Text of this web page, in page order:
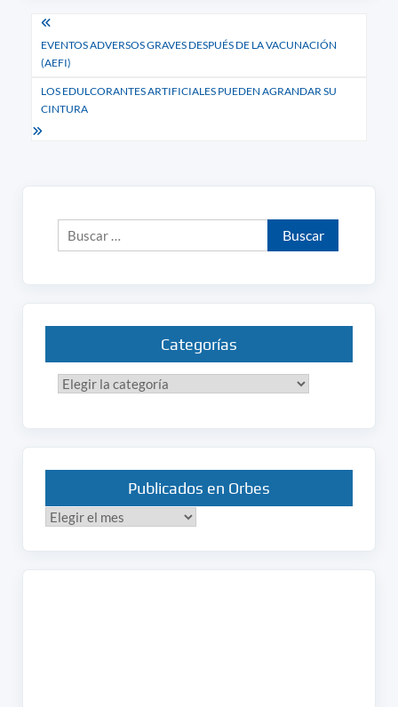
Navegación
de
entradas
EVENTOS ADVERSOS GRAVES DESPUÉS DE LA VACUNACIÓN
(AEFI)
LOS EDULCORANTES ARTIFICIALES PUEDEN AGRANDAR SU
CINTURA
Buscar:
Categorías
Categorías
Publicados en Orbes
Publicados